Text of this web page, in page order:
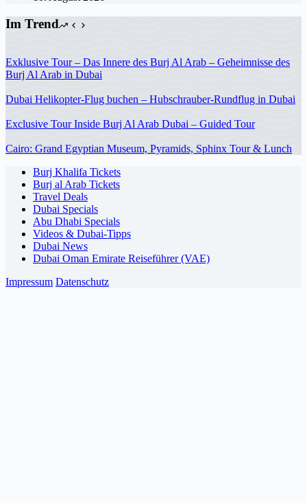
Im Trend
Exklusive Tour – Das Innere des Burj Al Arab – Geheimnisse des
Burj Al Arab in Dubai
Dubai Helikopter-Flug buchen – Hubschrauber-Rundflug in Dubai
Exclusive Tour Inside Burj Al Arab Dubai – Guided Tour
Cairo: Grand Egyptian Museum, Pyramids, Sphinx Tour & Lunch
Burj Khalifa Tickets
Burj al Arab Tickets
Travel Deals
Dubai Specials
Abu Dhabi Specials
Videos & Dubai-Tipps
Dubai News
Dubai Oman Emirate Reiseführer (VAE)
Impressum Datenschutz